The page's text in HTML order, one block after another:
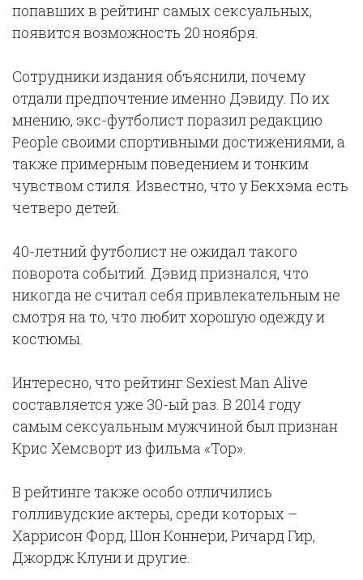
попавших в рейтинг самых сексуальных,
появится возможность 20 ноября.
Сотрудники издания объяснили, почему
отдали предпочтение именно Дэвиду. По их
мнению, экс-футболист поразил редакцию
People своими спортивными достижениями, а
также примерным поведением и тонким
чувством стиля. Известно, что у Бекхэма есть
четверо детей.
40-летний футболист не ожидал такого
поворота событий. Дэвид признался, что
никогда не считал себя привлекательным не
смотря на то, что любит хорошую одежду и
костюмы.
Интересно, что рейтинг Sexiest Man Alive
составляется уже 30-ый раз. В 2014 году
самым сексуальным мужчиной был признан
Крис Хемсворт из фильма «Тор».
В рейтинге также особо отличились
голливудские актеры, среди которых –
Харрисон Форд, Шон Коннери, Ричард Гир,
Джордж Клуни и другие.